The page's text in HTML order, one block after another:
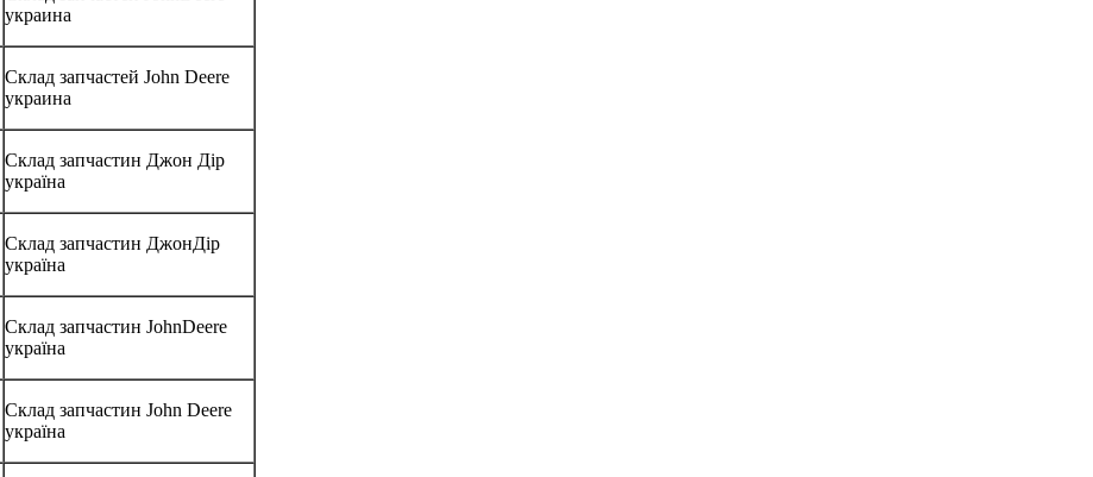
украина
Склад запчастей John Deere
украина
Склад запчастин Джон Дір
україна
Склад запчастин ДжонДір
україна
Склад запчастин JohnDeere
україна
Склад запчастин John Deere
україна